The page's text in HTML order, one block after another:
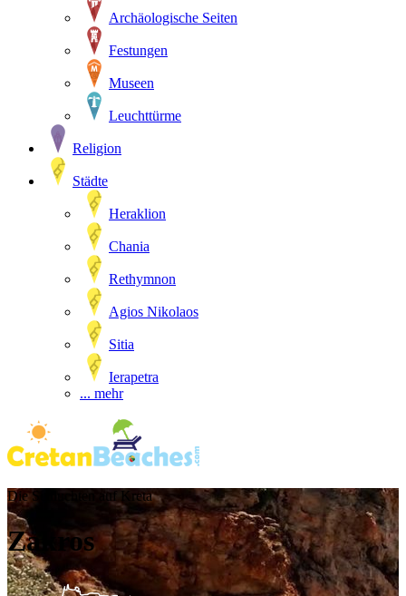
Archäologische Seiten
Festungen
Museen
Leuchttürme
Religion
Städte
Heraklion
Chania
Rethymnon
Agios Nikolaos
Sitia
Ierapetra
... mehr
Die Schluchten auf Kreta
Zakros